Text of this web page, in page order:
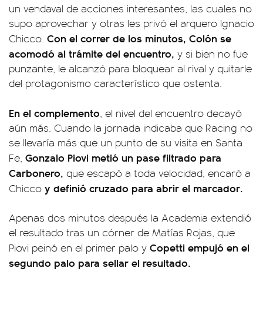
un vendaval de acciones interesantes, las cuales no
supo aprovechar y otras les privó el arquero Ignacio
Chicco. Con el correr de los minutos, Colón se
acomodó al trámite del encuentro, y si bien no fue
punzante, le alcanzó para bloquear al rival y quitarle
del protagonismo característico que ostenta.
En el complemento, el nivel del encuentro decayó
aún más. Cuando la jornada indicaba que Racing no
se llevaría más que un punto de su visita en Santa
Fe, Gonzalo Piovi metió un pase filtrado para
Carbonero, que escapó a toda velocidad, encaró a
Chicco y definió cruzado para abrir el marcador.
Apenas dos minutos después la Academia extendió
el resultado tras un córner de Matías Rojas, que
Piovi peinó en el primer palo y Copetti empujó en el
segundo palo para sellar el resultado.